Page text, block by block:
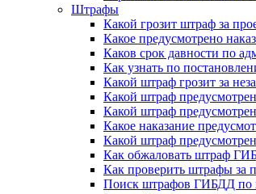
Штрафы
Какой грозит штраф за
Какое предусмотрено
Каков срок давности по
Как узнать по
Какой штраф грозит за
Какой штраф
Какой штраф
Какое наказание
Какой штраф
Как обжаловать штраф
Как проверить штрафы за
Поиск штрафов ГИБДД по